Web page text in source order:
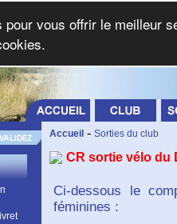
Accueil - Sorties du club
CR sortie vélo du
Ci-dessous le
féminines :
vous offrir le meilleur